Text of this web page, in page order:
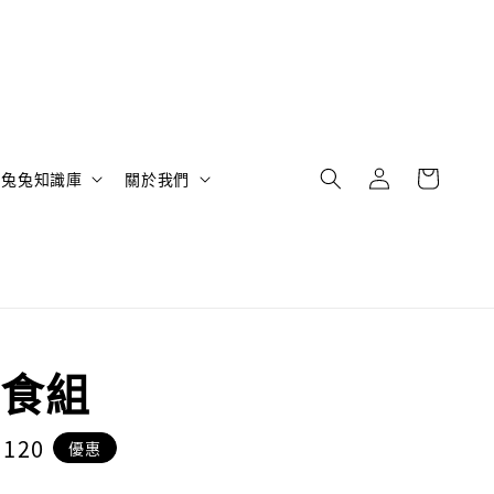
兔兔知識庫 關於我們
組
優惠